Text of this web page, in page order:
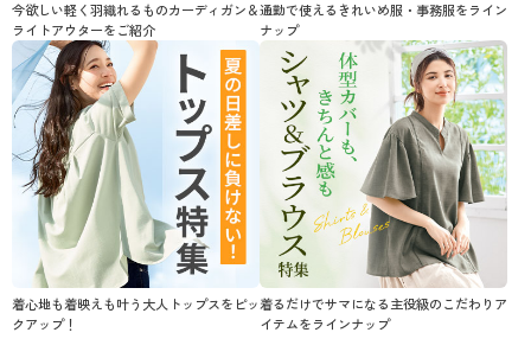
今欲しい軽く羽織れるものカーディガン＆
ライトアウターをご紹介
通勤で使えるきれいめ服・事務服をライン
ナップ
着心地も着映えも叶う大人トップスをピッ
クアップ！
着るだけでサマになる主役級のこだわりア
イテムをラインナップ